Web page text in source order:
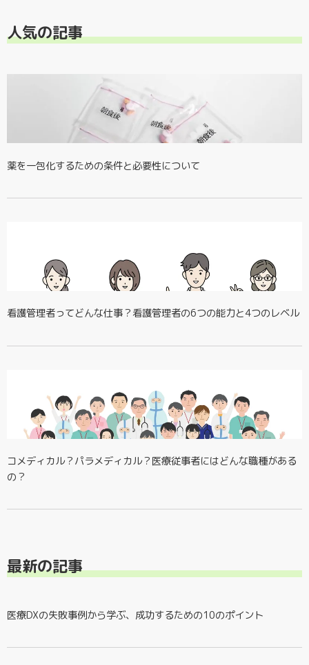
人気の記事
薬を一包化するための条件と必要性について
看護管理者ってどんな仕事？看護管理者の6つの能力と4つのレベル
コメディカル？パラメディカル？医療従事者にはどんな職種がある
の？
最新の記事
医療DXの失敗事例から学ぶ、成功するための10のポイント